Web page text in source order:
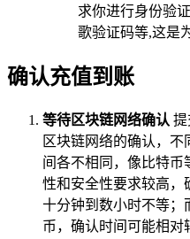
求你进行身份验
歌验证码等,这是
确认充值到账
等待区块链网络确认 提
区块链网络的确认，
间各不相同，像比特币
性和安全性要求较高，
十分钟到数小时不等；
币，确认时间可能相对